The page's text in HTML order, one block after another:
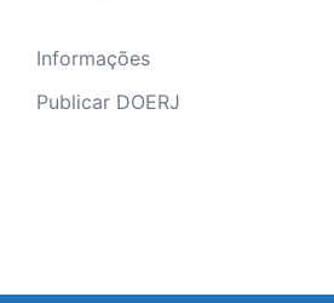
Informações
Publicar DOERJ